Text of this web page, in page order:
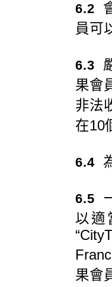
6.2
員可
6.3
果會
非法
在10
6.4
6.5
以適
果會